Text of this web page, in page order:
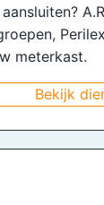
meterkast.
Bekijk